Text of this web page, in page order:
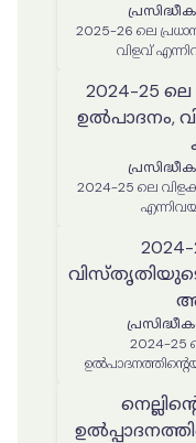
2025-26 ലെ
വിളവ്
2024-25
ഉൽപാദനം,
2024-25 ലെ
2024-25 നെല്ലിന്റെ വിസ്തൃതിയുടെയും